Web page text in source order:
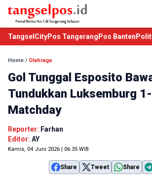
TangselCityPos Tangerang Pos Banten
Home / Olahraga
Gol Tunggal Esposito
Tundukkan Luksemburg
Matchday
Reporter: Farhan
Editor: AY
Kamis, 04 Juni 2026 | 06:35 WIB
Share Tweet Share